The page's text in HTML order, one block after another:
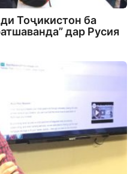
Тоҷикистон ба
дар Русия